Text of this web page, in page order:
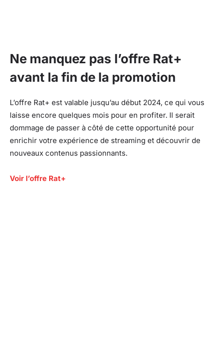
Ne manquez pas l’offre Rat+
avant la fin de la promotion
L’offre Rat+ est valable jusqu’au début 2024, ce qui vous
laisse encore quelques mois pour en profiter. Il serait
dommage de passer à côté de cette opportunité pour
enrichir votre expérience de streaming et découvrir de
nouveaux contenus passionnants.
Voir l’offre Rat+